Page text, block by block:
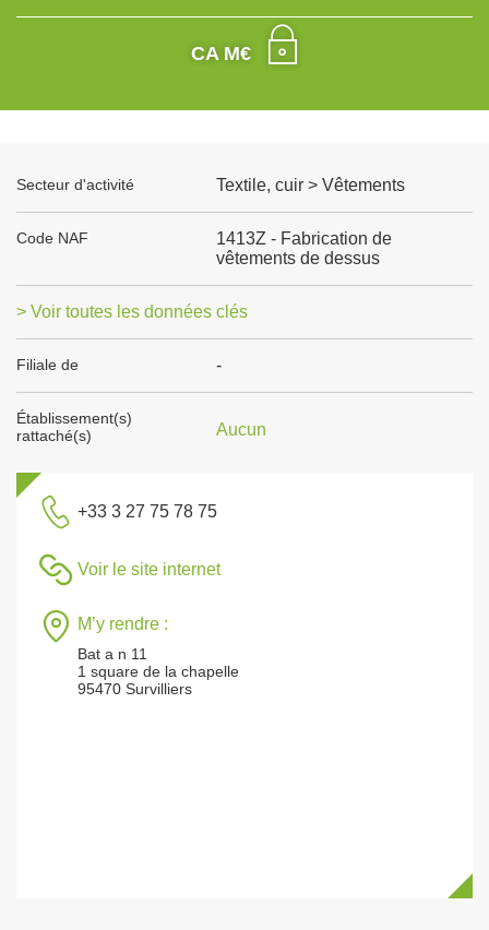
CA M€
Secteur d'activité Textile, cuir > Vêtements
Code NAF
1413Z - Fabrication de
vêtements de dessus
> Voir toutes les données clés
Filiale de -
Établissement(s)
rattaché(s)
Aucun
+33 3 27 75 78 75
Voir le site internet
M’y rendre :
Bat a n 11
1 square de la chapelle
95470 Survilliers